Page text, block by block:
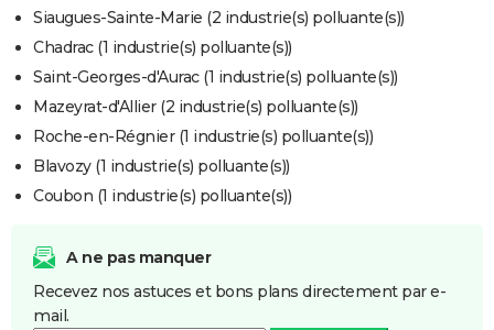
FORUM
Bricolage
Lifestyle
Culture
Sport
Auto
Television
Voyage
Cinema
Siaugues-Sainte-Marie (2 industrie(s) polluante(s))
Chadrac (1 industrie(s) polluante(s))
Saint-Georges-d'Aurac (1 industrie(s) polluante(s))
Mazeyrat-d'Allier (2 industrie(s) polluante(s))
Roche-en-Régnier (1 industrie(s) polluante(s))
Blavozy (1 industrie(s) polluante(s))
Coubon (1 industrie(s) polluante(s))
A ne pas manquer
Recevez nos astuces et bons plans directement par e-
mail.